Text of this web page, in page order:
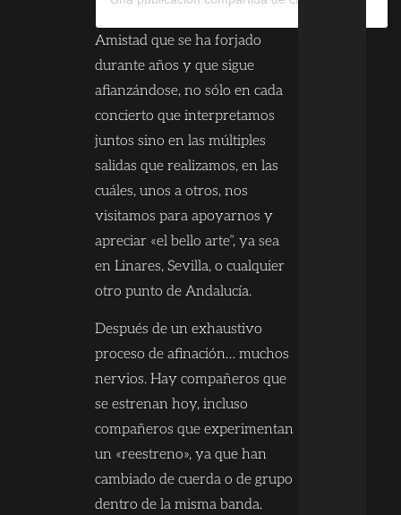
Amistad que se ha forjado
durante años y que sigue
afianzándose, no sólo en cada
concierto que interpretamos
juntos sino en las múltiples
salidas que realizamos, en las
cuáles, unos a otros, nos
visitamos para apoyarnos y
apreciar «el bello arte”, ya sea
en Linares, Sevilla, o cualquier
otro punto de Andalucía.
Después de un exhaustivo
proceso de afinación… muchos
nervios. Hay compañeros que
se estrenan hoy, incluso
compañeros que experimentan
un «reestreno», ya que han
cambiado de cuerda o de grupo
dentro de la misma banda.